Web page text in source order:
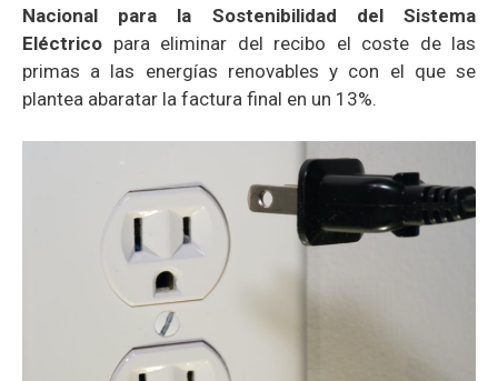
Nacional para la Sostenibilidad del Sistema
Eléctrico para eliminar del recibo el coste de las
primas a las energías renovables y con el que se
plantea abaratar la factura final en un 13%.